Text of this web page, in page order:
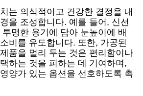
는 의식적이고 건강한 결정을 내
을 조성합니다. 예를 들어, 신선
명한 용기에 담아 눈높이에 배
비를 유도합니다. 또한, 가공된
품을 멀리 두는 것은 편리함이나
하는 것을 피하는 데 기여하며,
양가 있는 옵션을 선호하도록 촉